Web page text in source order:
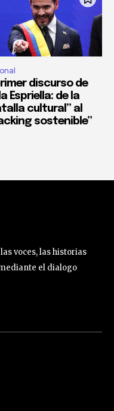
discurso de
Espriella: de la
cultural” al
sostenible”
voces, las historias
el dialogo